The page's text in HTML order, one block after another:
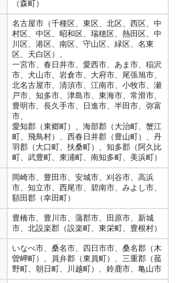
（森町）
名古屋市（千種区、東区、北区、西区、中
村区、中区、昭和区、瑞穂区、熱田区、中
川区、港区、南区、守山区、緑区、名東
区、天白区）、
一宮市、春日井市、愛西市、あま市、稲沢
市、犬山市、岩倉市、大府市、尾張旭市、
北名古屋市、清須市、江南市、小牧市、瀬
戸市、知多市、津島市、東海市、常滑市、
豊明市、長久手市、日進市、半田市、弥富
市、
愛知郡（東郷町）、海部郡（大治町、蟹江
町、飛鳥村）、西春日井郡（豊山町）、丹
羽郡（大口町、扶桑町）、知多郡（阿久比
町、武豊町、東浦町、南知多町、美浜町）
岡崎市、豊田市、安城市、刈谷市、高浜
市、知立市、西尾市、碧南市、みよし市、
額田郡（幸田町）
豊橋市、豊川市、蒲郡市、田原市、新城
市、北設楽郡（設楽町、東栄町、豊根村）
いなべ市、桑名市、四日市市、桑名郡（木
曽岬町）、員弁郡（東員町）、三重郡（菰
野町、朝日町、川越町）、鈴鹿市、亀山市